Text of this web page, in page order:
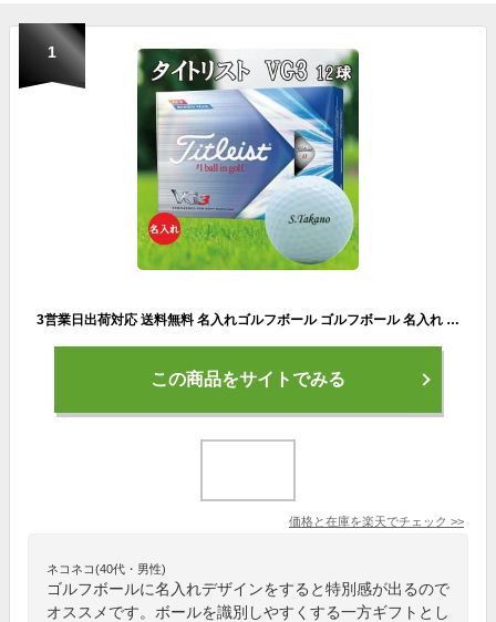
1
3営業日出荷対応 送料無料 名入れゴルフボール ゴルフボール 名入れ タイトリスト VG3 ゴルフボール 1ダース(12球) 【ネームデザイン】 還暦 退職 誕生日 父の日 コンペ ホールインワン 敬老の日 プレゼント ギフト オウンネーム
この商品をサイトでみる
価格と在庫を楽天でチェック >>
ネコネコ(40代・男性)
ゴルフボールに名入れデザインをすると特別感が出るので
オススメです。ボールを識別しやすくする一方ギフトとし